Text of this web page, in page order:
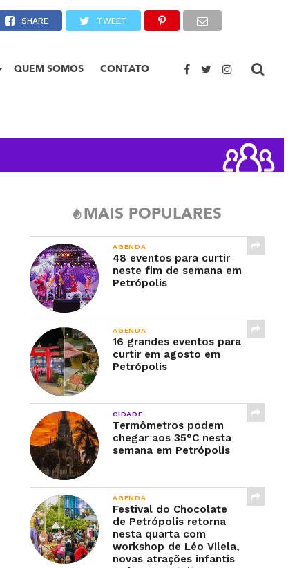
QUEM SOMOS CONTATO
em competição
SHARE TWEET
MAIS POPULARES
AGENDA
48 eventos para curtir
neste fim de semana em
Petrópolis
AGENDA
16 grandes eventos para
curtir em agosto em
Petrópolis
CIDADE
Termômetros podem
chegar aos 35°C nesta
semana em Petrópolis
AGENDA
Festival do Chocolate
de Petrópolis retorna
nesta quarta com
workshop de Léo Vilela,
novas atrações infantis